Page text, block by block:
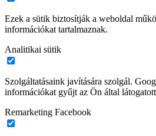
Ezek a sütik biztosítják a weboldal
információkat tartalmaznak.
Analitikai sütik
Szolgáltatásaink javítására szolgál.
információkat gyűjt az Ön által
Remarketing Facebook